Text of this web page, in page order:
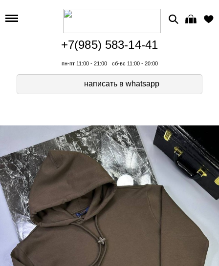
+7(985) 583-14-41
пн-пт 11:00 - 21:00 сб-вс 11:00 - 20:00
написать в whatsapp